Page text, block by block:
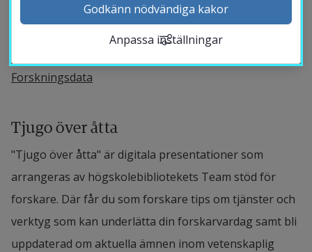
Registrera forskningspublikationer i DiVA
Forskningsdata
Tjugo över åtta
"Tjugo över åtta" är digitala presentationer som
arrangeras av högskolebibliotekets Team stöd för
forskare. Där får du som forskare tips om tjänster och
verktyg som kan underlätta din forskarvardag samt bli
uppdaterad om aktuella ämnen inom vetenskaplig
Kontakta och besök oss
Kalender
Sök personal
Medarbetarwebb Insidan
Godkänn nödvändiga kakor
Anpassa inställningar